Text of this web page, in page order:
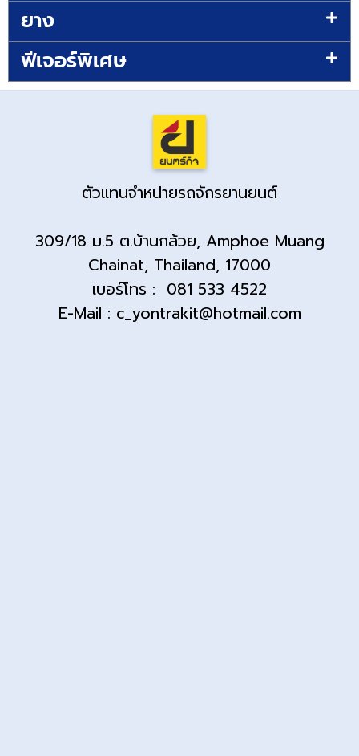
ยาง
ฟีเจอร์พิเศษ
ตัวแทนจำหน่ายรถจักรยานยนต์
309/18 ม.5 ต.บ้านกล้วย, Amphoe Muang
Chainat, Thailand, 17000
เบอร์โทร : 081 533 4522
E-Mail : c_yontrakit@hotmail.com